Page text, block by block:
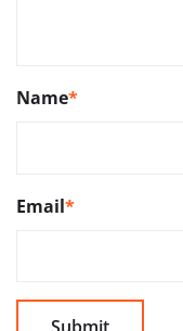
Name*
Email*